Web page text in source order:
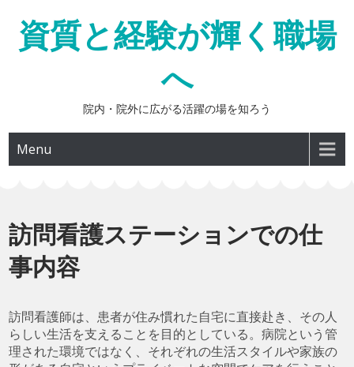
content
資質と経験が輝く職場
へ
院内・院外に広がる活躍の場を知ろう
Menu
訪問看護ステーションでの仕
事内容
訪問看護師は、患者が住み慣れた自宅に直接赴き、その人
らしい生活を支えることを目的としている。病院という管
理された環境ではなく、それぞれの生活スタイルや家族の